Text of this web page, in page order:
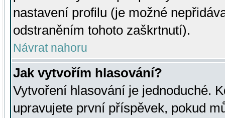
nastavení profilu (je možné
odstraněním tohoto zaškrtnutí).
Návrat nahoru
Jak vytvořím hlasování?
Vytvoření hlasování je jednoduché.
upravujete první příspěvek, pokud